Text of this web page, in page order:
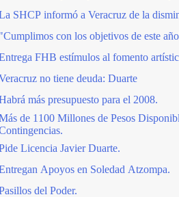
SHCP informó a Veracruz de la
"Cumplimos con los objetivos de este
FHB estímulos al fomento
no tiene deuda: Duarte
más presupuesto para el 2008.
de 1100 Millones de Pesos
Licencia Javier Duarte.
Apoyos en Soledad Atzompa.
del Poder.